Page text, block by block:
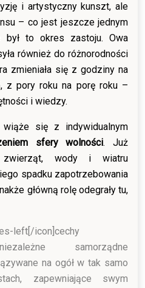
i artystyczny kunszt, ale
– co jest jeszcze jednym
to okres zastoju. Owa
również do różnorodności
zmieniała się z godziny na
z pory roku na porę roku –
i wiedzy.
się z indywidualnym
sfery wolności. Już
zwierząt, wody i wiatru
spadku zapotrzebowania
główną rolę odegrały tu,
left[/icon] cechy
samorządne
na ogół w tak samo
zapewniające swym